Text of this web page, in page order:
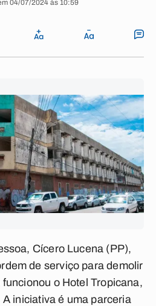
04/07/2024 às 10:59
Cícero Lucena (PP),
de serviço para demolir
o Hotel Tropicana,
iniciativa é uma parceria